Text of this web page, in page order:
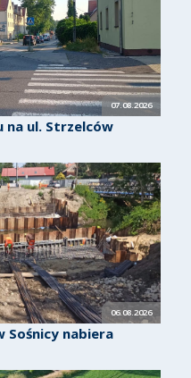
07.08.2026
na ul. Strzelców
06.08.2026
Sośnicy nabiera